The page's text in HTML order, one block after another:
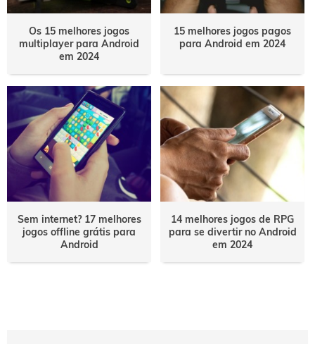
Os 15 melhores jogos
multiplayer para Android
em 2024
15 melhores jogos pagos
para Android em 2024
Sem internet? 17 melhores
jogos offline grátis para
Android
14 melhores jogos de RPG
para se divertir no Android
em 2024